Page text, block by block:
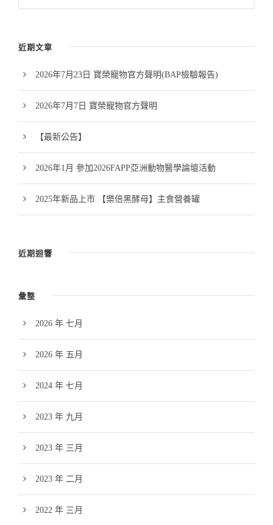
近期文章
2026年7月23日 寶榮寵物官方聲明(BAP檢驗報告)
2026年7月7日 寶榮寵物官方聲明
【最新公告】
2026年1月 參加2026FAPP亞洲動物醫學論壇活動
2025年新品上市 【樂倍黑酵母】主食營養罐
近期迴響
彙整
2026 年 七月
2026 年 五月
2024 年 七月
2023 年 九月
2023 年 三月
2023 年 二月
2022 年 三月